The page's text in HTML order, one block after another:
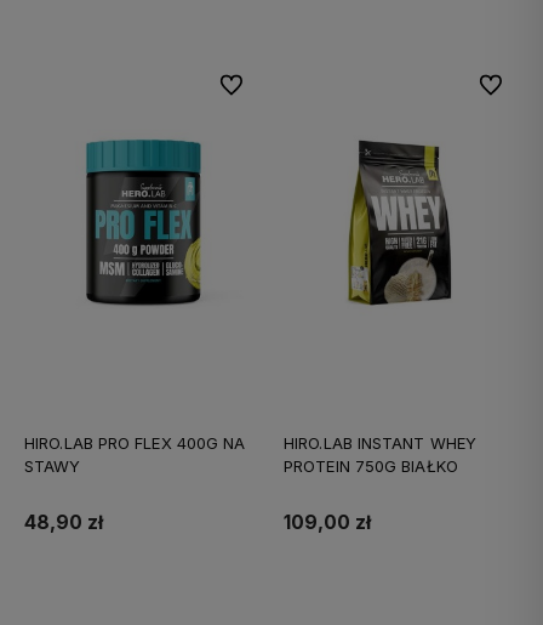
HIRO.LAB PRO FLEX 400G NA
STAWY
48,90 zł
Do ulubionych
HIRO.LAB INSTANT WHEY
PROTEIN 750G BIAŁKO
109,00 zł
Do